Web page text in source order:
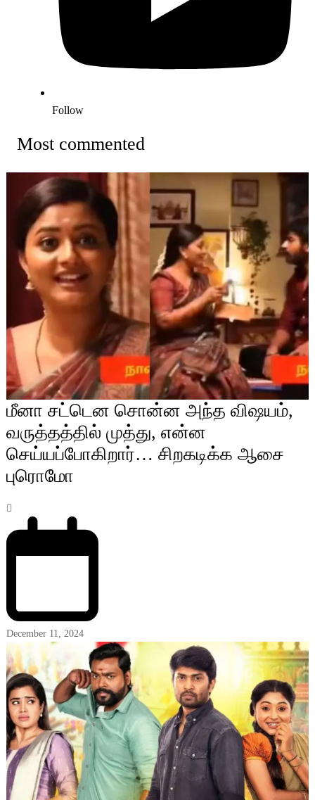
Follow
Most commented
மீனா சட்டென சொன்ன அந்த விஷயம்,
வருத்தத்தில் முத்து, என்ன
செய்யப்போகிறார்… சிறகடிக்க ஆசை
புரொமோ
December 11, 2024